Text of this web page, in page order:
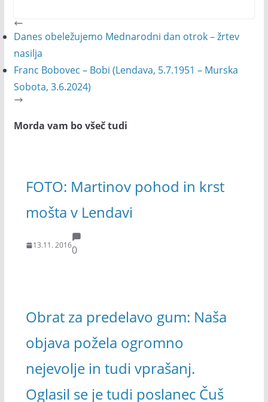
Danes obeležujemo Mednarodni dan otrok – žrtev
nasilja
Franc Bobovec – Bobi (Lendava, 5.7.1951 – Murska
Sobota, 3.6.2024)
Morda vam bo všeč tudi
FOTO: Martinov pohod in krst
mošta v Lendavi
13.11. 20160
Obrat za predelavo gum: Naša
objava požela ogromno
nejevolje in tudi vprašanj.
Oglasil se je tudi poslanec Čuš